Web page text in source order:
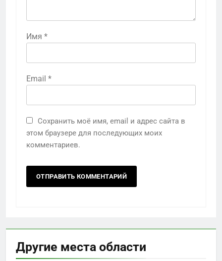
Имя *
Email *
Сохранить моё имя, email и адрес сайта в
этом браузере для последующих моих
комментариев.
Другие места области